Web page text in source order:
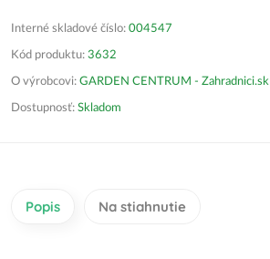
Interné skladové číslo: 004547
Kód produktu: 3632
O výrobcovi: GARDEN CENTRUM - Zahradnici.sk
Dostupnosť: Skladom
Popis Na stiahnutie